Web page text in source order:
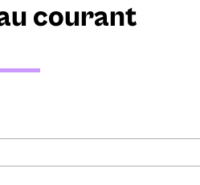
courant